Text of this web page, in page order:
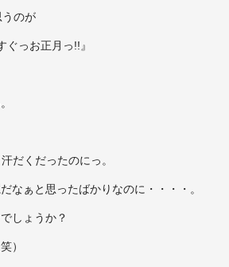
のが
っお正月っ!!』
だく だったのにっ。
なぁと思ったばかりなのに・・・・。
しょうか？
）